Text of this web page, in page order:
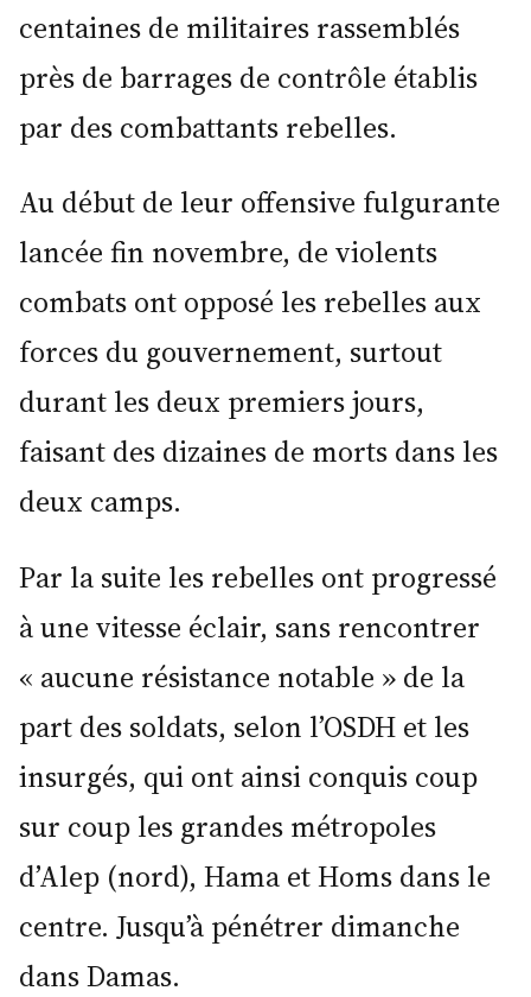
centaines de militaires rassemblés
près de barrages de contrôle établis
par des combattants rebelles.
Au début de leur offensive fulgurante
lancée fin novembre, de violents
combats ont opposé les rebelles aux
forces du gouvernement, surtout
durant les deux premiers jours,
faisant des dizaines de morts dans les
deux camps.
Par la suite les rebelles ont progressé
à une vitesse éclair, sans rencontrer
« aucune résistance notable » de la
part des soldats, selon l’OSDH et les
insurgés, qui ont ainsi conquis coup
sur coup les grandes métropoles
d’Alep (nord), Hama et Homs dans le
centre. Jusqu’à pénétrer dimanche
dans Damas.